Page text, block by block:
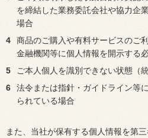
を締結した業務委託会社や協力企
場合
4
商品のご購入や有料サービスのご
金融機関等に個人情報を開示する
5
ご本人個人を識別できない状態（
6
法令または指針・ガイドライン等
られている場合
また、当社が保有する個人情報を第